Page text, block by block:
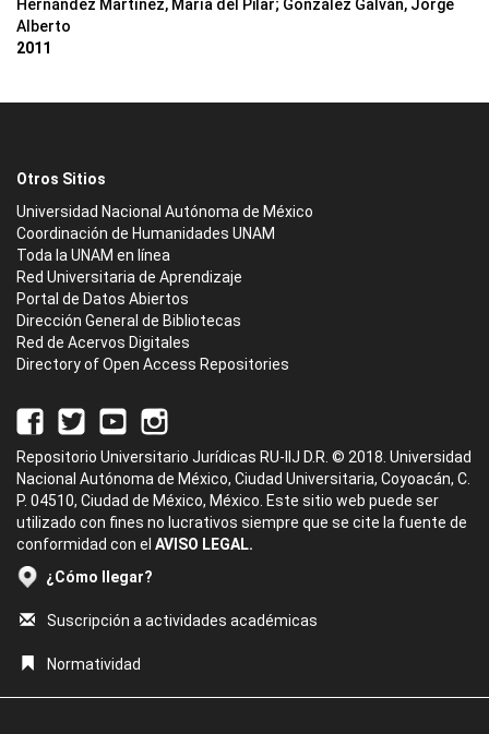
Hernández Martínez, María del Pilar; González Galván, Jorge
Alberto
2011
Otros Sitios
Universidad Nacional Autónoma de México
Coordinación de Humanidades UNAM
Toda la UNAM en línea
Red Universitaria de Aprendizaje
Portal de Datos Abiertos
Dirección General de Bibliotecas
Red de Acervos Digitales
Directory of Open Access Repositories
Repositorio Universitario Jurídicas RU-IIJ D.R. © 2018. Universidad
Nacional Autónoma de México, Ciudad Universitaria, Coyoacán, C.
P. 04510, Ciudad de México, México. Este sitio web puede ser
utilizado con fines no lucrativos siempre que se cite la fuente de
conformidad con el AVISO LEGAL.
¿Cómo llegar?
Suscripción a actividades académicas
Normatividad